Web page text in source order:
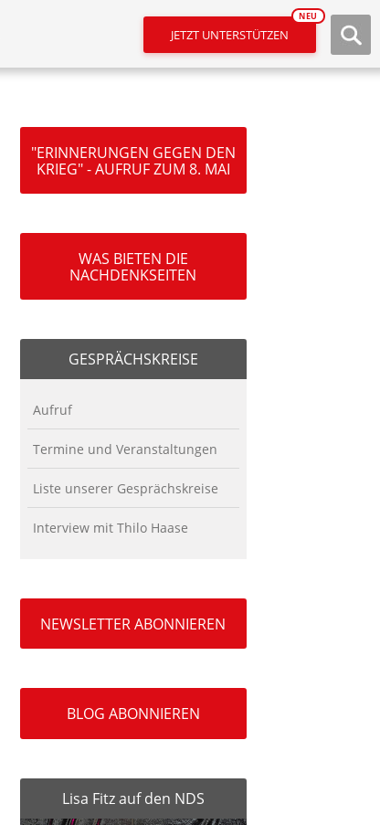
JETZT UNTERSTÜTZEN
NEU
"ERINNERUNGEN GEGEN DEN
KRIEG" - AUFRUF ZUM 8. MAI
WAS BIETEN DIE
NACHDENKSEITEN
GESPRÄCHSKREISE
Aufruf
Termine und Veranstaltungen
Liste unserer Gesprächskreise
Interview mit Thilo Haase
NEWSLETTER ABONNIEREN
BLOG ABONNIEREN
Lisa Fitz auf den NDS